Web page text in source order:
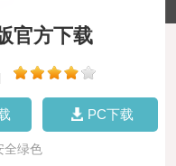
官方下载
PC下载
全绿色